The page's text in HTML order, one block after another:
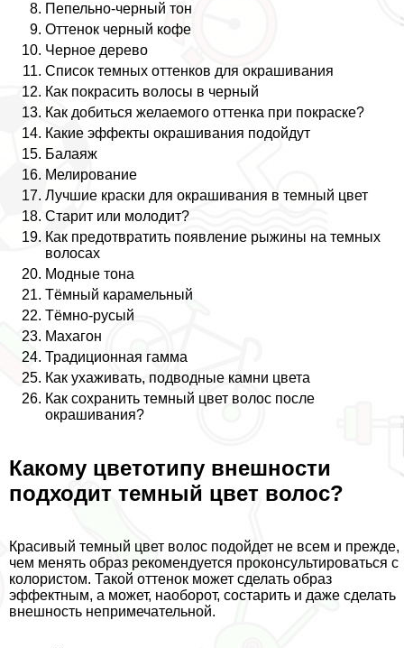
Пепельно-черный тон
Оттенок черный кофе
Черное дерево
Список темных оттенков для окрашивания
Как покрасить волосы в черный
Как добиться желаемого оттенка при покраске?
Какие эффекты окрашивания подойдут
Балаяж
Мелирование
Лучшие краски для окрашивания в темный цвет
Старит или молодит?
Как предотвратить появление рыжины на темных
волосах
Модные тона
Тёмный карамельный
Тёмно-русый
Махагон
Традиционная гамма
Как ухаживать, подводные камни цвета
Как сохранить темный цвет волос после
окрашивания?
Какому цветотипу внешности
подходит темный цвет волос?
Красивый темный цвет волос подойдет не всем и прежде,
чем менять образ рекомендуется проконсультироваться с
колористом. Такой оттенок может сделать образ
эффектным, а может, наоборот, состарить и даже сделать
внешность непримечательной.